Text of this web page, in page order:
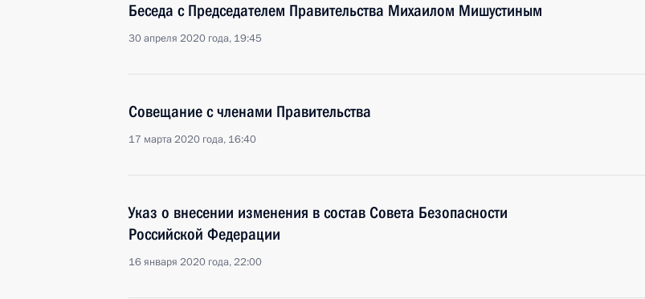
Беседа с Председателем Правительства Михаилом Мишустиным
30 апреля 2020 года, 19:45
Совещание с членами Правительства
17 марта 2020 года, 16:40
Указ о внесении изменения в состав Совета Безопасности
Российской Федерации
16 января 2020 года, 22:00